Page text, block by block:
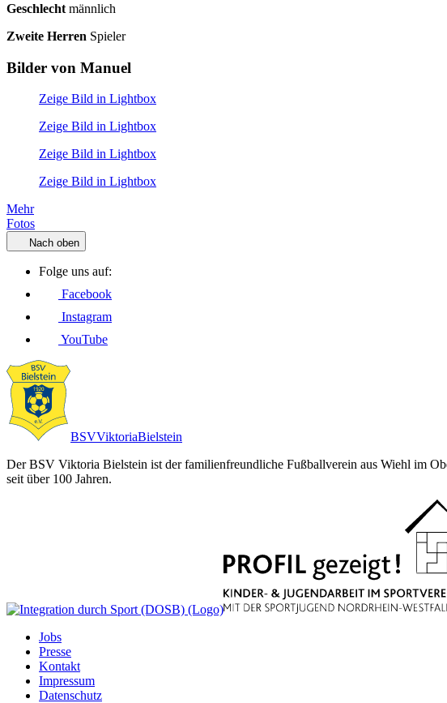
Geschlecht männlich
Zweite Herren Spieler
Bilder von Manuel
Zeige Bild in Lightbox
Zeige Bild in Lightbox
Zeige Bild in Lightbox
Zeige Bild in Lightbox
Mehr
Fotos
Nach oben
Folge uns auf:
Facebook
Instagram
YouTube
BSVViktoriaBielstein
Der BSV Viktoria Bielstein ist der familienfreundliche Fußballverein aus Wiehl im
seit über 100 Jahren.
Jobs
Presse
Kontakt
Impressum
Datenschutz